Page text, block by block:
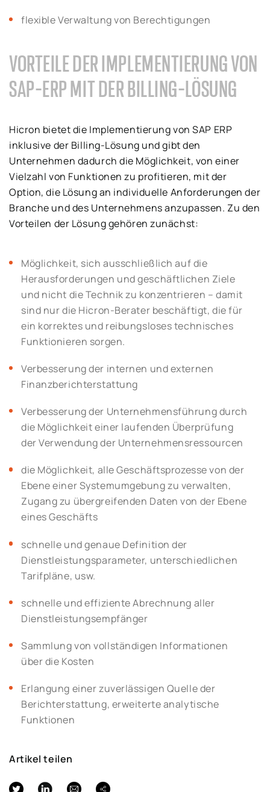
flexible Verwaltung von Berechtigungen
VORTEILE DER IMPLEMENTIERUNG VON
SAP-ERP MIT DER BILLING-LÖSUNG
Hicron bietet die Implementierung von SAP ERP
inklusive der Billing-Lösung und gibt den
Unternehmen dadurch die Möglichkeit, von einer
Vielzahl von Funktionen zu profitieren, mit der
Option, die Lösung an individuelle Anforderungen der
Branche und des Unternehmens anzupassen. Zu den
Vorteilen der Lösung gehören zunächst:
Möglichkeit, sich ausschließlich auf die
Herausforderungen und geschäftlichen Ziele
und nicht die Technik zu konzentrieren – damit
sind nur die Hicron-Berater beschäftigt, die für
ein korrektes und reibungsloses technisches
Funktionieren sorgen.
Verbesserung der internen und externen
Finanzberichterstattung
Verbesserung der Unternehmensführung durch
die Möglichkeit einer laufenden Überprüfung
der Verwendung der Unternehmensressourcen
die Möglichkeit, alle Geschäftsprozesse von der
Ebene einer Systemumgebung zu verwalten,
Zugang zu übergreifenden Daten von der Ebene
eines Geschäfts
schnelle und genaue Definition der
Dienstleistungsparameter, unterschiedlichen
Tarifpläne, usw.
schnelle und effiziente Abrechnung aller
Dienstleistungsempfänger
Sammlung von vollständigen Informationen
über die Kosten
Erlangung einer zuverlässigen Quelle der
Berichterstattung, erweiterte analytische
Funktionen
Artikel teilen